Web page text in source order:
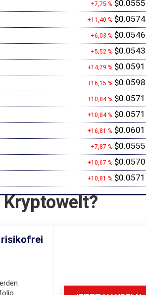
+7,75 % $0.0555
+11,40 % $0.0574
+6,03 % $0.0546
+5,52 % $0.0543
+14,79 % $0.0591
+16,15 % $0.0598
+10,84 % $0.0571
+10,84 % $0.0571
+16,81 % $0.0601
+7,87 % $0.0555
+10,67 % $0.0570
+10,81 % $0.0571
risikofrei